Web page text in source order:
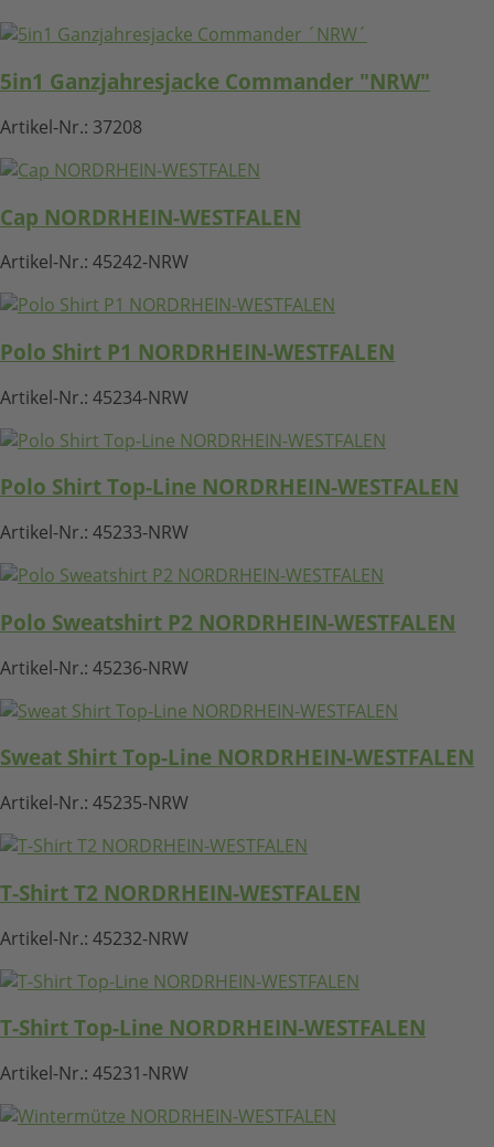
5in1 Ganzjahresjacke Commander "NRW"
Artikel-Nr.: 37208
Cap NORDRHEIN-WESTFALEN
Artikel-Nr.: 45242-NRW
Polo Shirt P1 NORDRHEIN-WESTFALEN
Artikel-Nr.: 45234-NRW
Polo Shirt Top-Line NORDRHEIN-WESTFALEN
Artikel-Nr.: 45233-NRW
Polo Sweatshirt P2 NORDRHEIN-WESTFALEN
Artikel-Nr.: 45236-NRW
Sweat Shirt Top-Line NORDRHEIN-WESTFALEN
Artikel-Nr.: 45235-NRW
T-Shirt T2 NORDRHEIN-WESTFALEN
Artikel-Nr.: 45232-NRW
T-Shirt Top-Line NORDRHEIN-WESTFALEN
Artikel-Nr.: 45231-NRW